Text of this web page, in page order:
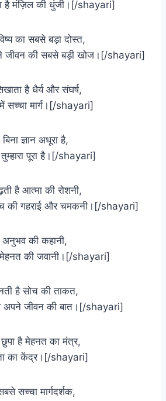
है मंज़िल की धुंजी।[/shayari]
का सबसे बड़ा दोस्त,
जीवन की सबसे बड़ी खोज।[/shayari]
है धैर्य और संघर्ष,
सच्चा मार्ग।[/shayari]
ज्ञान अधूरा है,
पूरा है।[/shayari]
है आत्मा की रोशनी,
की गहराई और चमकनी।[/shayari]
की कहानी,
मेहनत की जवानी।[/shayari]
है सोच की ताकत,
अपने जीवन की बात।[/shayari]
है मेहनत का मंत्र,
का केंद्र।[/shayari]
सच्चा मार्गदर्शक,